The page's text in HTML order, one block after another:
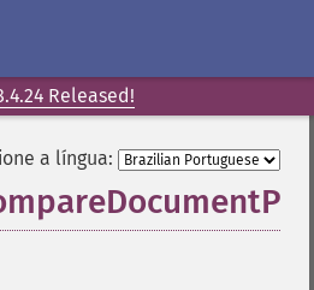
Released!
a língua: